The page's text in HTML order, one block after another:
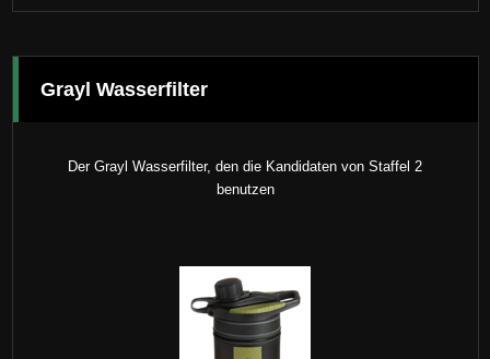
Grayl Wasserfilter
Der Grayl Wasserfilter, den die Kandidaten von Staffel 2
benutzen